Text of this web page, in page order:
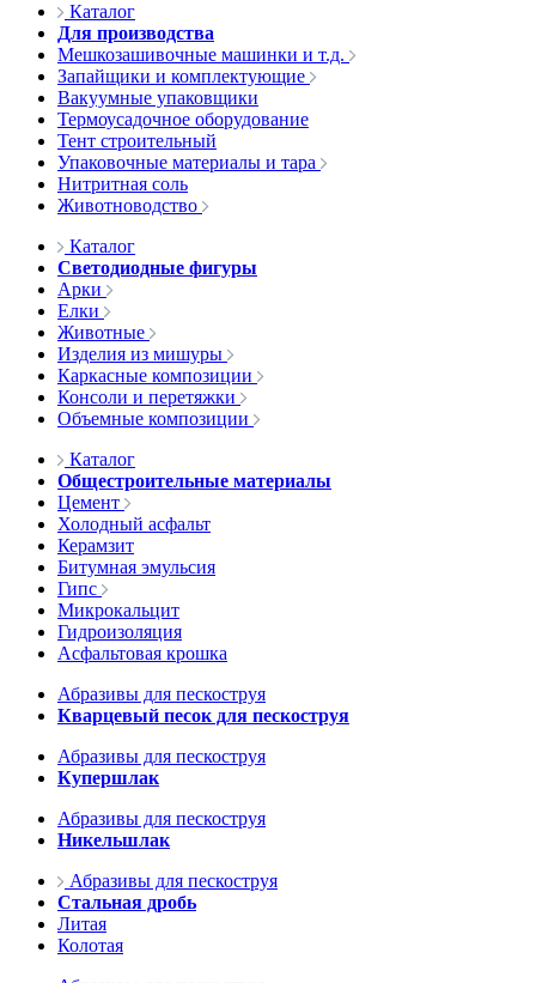
Каталог
Для производства
Мешкозашивочные машинки и т.д.
Запайщики и комплектующие
Вакуумные упаковщики
Термоусадочное оборудование
Тент строительный
Упаковочные материалы и тара
Нитритная соль
Животноводство
Каталог
Светодиодные фигуры
Арки
Елки
Животные
Изделия из мишуры
Каркасные композиции
Консоли и перетяжки
Объемные композиции
Каталог
Общестроительные материалы
Цемент
Холодный асфальт
Керамзит
Битумная эмульсия
Гипс
Микрокальцит
Гидроизоляция
Асфальтовая крошка
Абразивы для пескоструя
Кварцевый песок для пескоструя
Абразивы для пескоструя
Купершлак
Абразивы для пескоструя
Никельшлак
Абразивы для пескоструя
Стальная дробь
Литая
Колотая